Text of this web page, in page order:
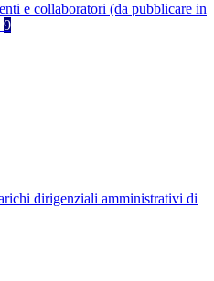
e collaboratori (da pubblicare in
9
dirigenziali amministrativi di